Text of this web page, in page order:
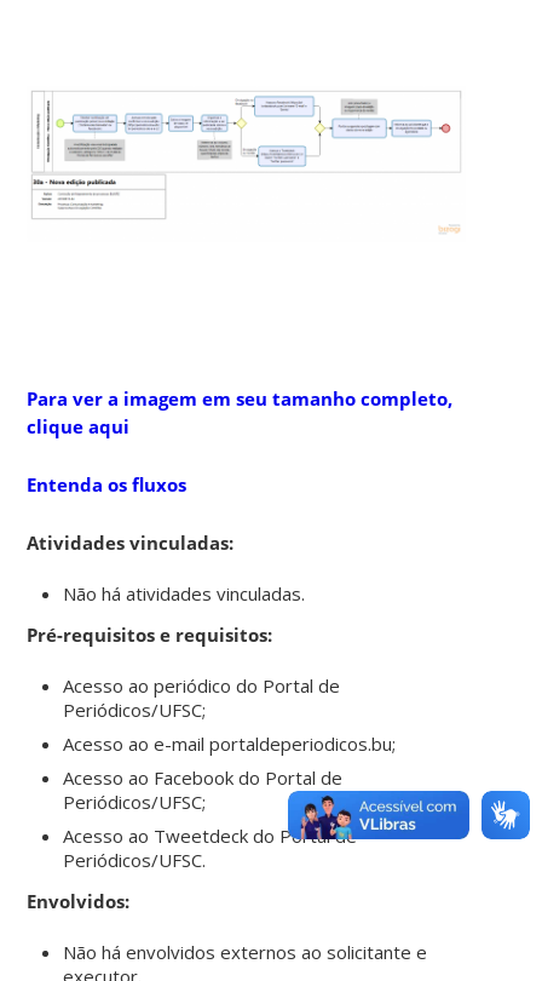
Para ver a imagem em seu tamanho completo,
clique aqui
Entenda os fluxos
Atividades vinculadas:
Não há atividades vinculadas.
Pré-requisitos e requisitos:
Acesso ao periódico do Portal de
Periódicos/UFSC;
Acesso ao e-mail portaldeperiodicos.bu;
Acesso ao Facebook do Portal de
Periódicos/UFSC;
Acesso ao Tweetdeck do Portal de
Periódicos/UFSC.
Envolvidos:
Não há envolvidos externos ao solicitante e
executor.